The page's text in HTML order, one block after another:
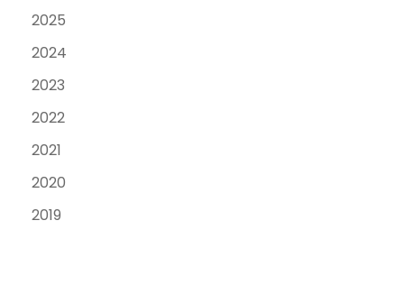
2025
2024
2023
2022
2021
2020
2019